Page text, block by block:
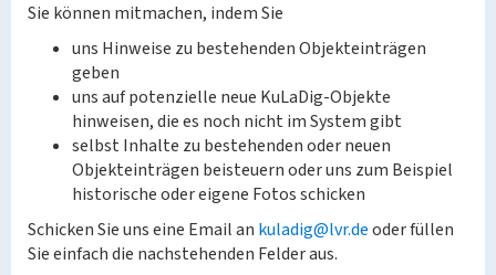
Sie können mitmachen, indem Sie
uns Hinweise zu bestehenden Objekteinträgen
geben
uns auf potenzielle neue KuLaDig-Objekte
hinweisen, die es noch nicht im System gibt
selbst Inhalte zu bestehenden oder neuen
Objekteinträgen beisteuern oder uns zum Beispiel
historische oder eigene Fotos schicken
Schicken Sie uns eine Email an kuladig@lvr.deoder füllen
Sie einfach die nachstehenden Felder aus.